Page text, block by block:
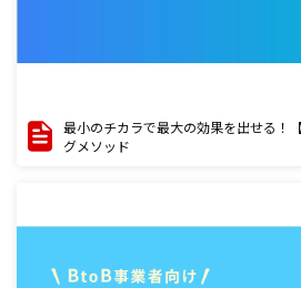
最小のチカラで最大の効果を出せる！
グメソッド